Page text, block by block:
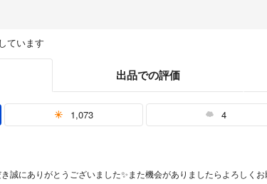
ています
出品での評価
1,073 4
誠にありがとうございました✨また機会がありましたらよろしくお